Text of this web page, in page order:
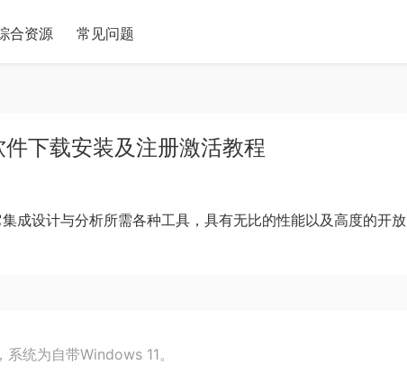
合资源 常见问题
下载安装及注册激活教程
成设计与分析所需各种工具，具有无比的性能以及高度的开放
统为自带Windows 11。